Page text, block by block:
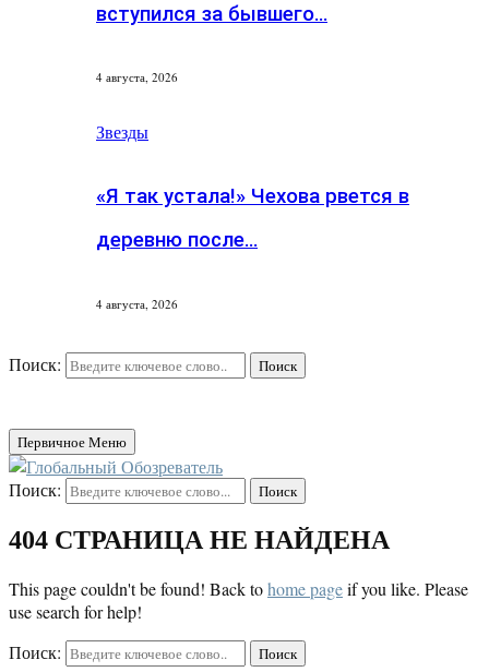
вступился за бывшего…
4 августа, 2026
Звезды
«Я так устала!» Чехова рвется в
деревню после…
4 августа, 2026
Поиск: Поиск
Первичное Меню
Поиск: Поиск
404 СТРАНИЦА НЕ НАЙДЕНА
This page couldn't be found! Back tohome pageif you like. Please
use search for help!
Поиск:
Поиск